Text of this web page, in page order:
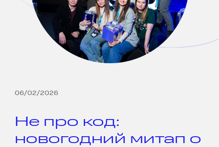
06/02/2026
Не про код:
новогодний митап о